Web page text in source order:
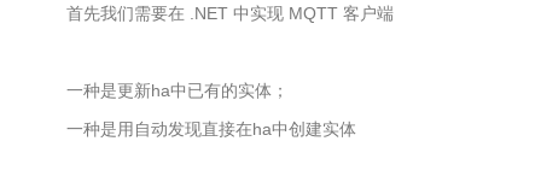
首先我们需要在 .NET 中实现 MQTT 客户端
一种是更新ha中已有的实体；
一种是用自动发现直接在ha中创建实体